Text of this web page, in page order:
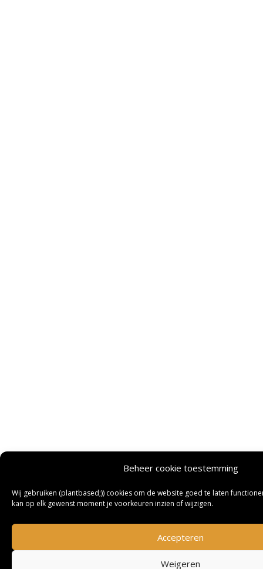
Beheer cookie toestemming
Wij gebruiken (plantbased;)) cookies om de website goed te laten
kan op elk gewenst moment je voorkeuren inzien of wijzigen.
Accepteren
Weigeren